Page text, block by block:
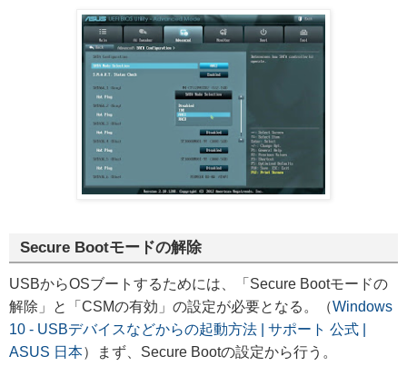
Secure Bootモードの解除
USBからOSブートするためには、「Secure Bootモードの
解除」と「CSMの有効」の設定が必要となる。（Windows
10 - USBデバイスなどからの起動方法 | サポート 公式 |
ASUS 日本）まず、Secure Bootの設定から行う。